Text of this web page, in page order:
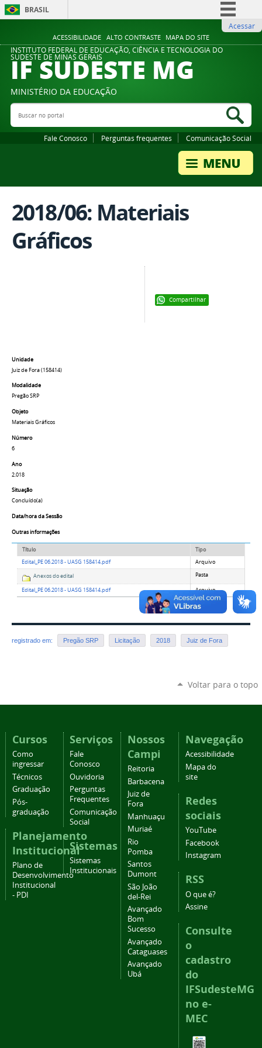
ACESSIBILIDADE ALTO CONTRASTE MAPA DO SITE
BRASIL
Comunica BR
Participe
Legislação
Acessar
INSTITUTO FEDERAL DE EDUCAÇÃO, CIÊNCIA E TECNOLOGIA DO
SUDESTE DE MINAS GERAIS
IF SUDESTE MG
MINISTÉRIO DA EDUCAÇÃO
Buscar no portal
Fale Conosco Perguntas frequentes Comunicação Social
2018/06: Materiais
Gráficos
Compartilhar
Unidade
Juiz de Fora (158414)
Modalidade
Pregão SRP
Objeto
Materiais Gráficos
Número
6
Ano
2.018
Situação
Concluído(a)
Data/hora da Sessão
Outras informações
Título
Tipo
Edital_PE 06.2018 - UASG 158414.pdf
Arquivo
Anexos do edital
Pasta
Edital_PE 06.2018 - UASG 158414.pdf Arquivo
registrado em: Pregão SRP Licitação 2018 Juiz de Fora
Voltar para o topo
Cursos
Como
ingressar
Técnicos
Graduação
Pós-
graduação
Planejamento
Institucional
Plano de
Desenvolvimento
Institucional
- PDI
Serviços
Fale
Conosco
Ouvidoria
Perguntas
Frequentes
Comunicação
Social
Sistemas
Sistemas
Institucionais
Nossos
Campi
Reitoria
Barbacena
Juiz de
Fora
Manhuaçu
Muriaé
Rio
Pomba
Santos
Dumont
São João
del-Rei
Avançado
Bom
Sucesso
Avançado
Cataguases
Avançado
Ubá
Navegação
Acessibilidade
Mapa do
site
Redes
sociais
YouTube
Facebook
Instagram
RSS
O que é?
Assine
Consulte
o
cadastro
do
IFSudesteMG
no e-
MEC